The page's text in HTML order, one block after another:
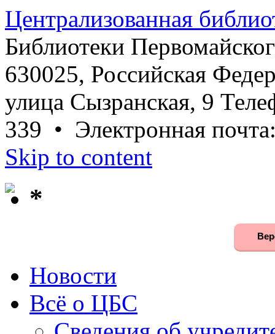
Централизованная
Библиотеки
630025, Российская
улица Сызранская, 9
339 • Электронная
Skip to content
*
Новости
Всё о ЦБС